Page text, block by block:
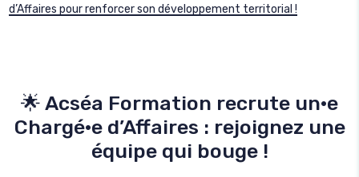
d’Affaires pour renforcer son développement territorial !
🌟 Acséa Formation recrute un·e
Chargé·e d’Affaires : rejoignez une
équipe qui bouge !